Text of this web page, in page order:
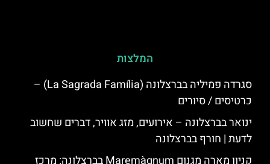
המלצות
סגרדה פמיליה בברצלונה (La Sagrada Família) –
כרטיסים / סיורים
ינואר בברצלונה – אירועים, מזג אוויר, דברים שחשוב
לדעת | חורף בברצלונה
קניון מארה מגנום Maremàgnum בברצלונה: מרכז